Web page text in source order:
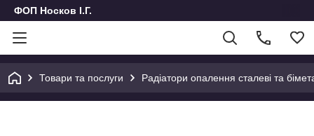
ФОП Носков І.Г.
Товари та послуги Радіатори опалення сталеві та